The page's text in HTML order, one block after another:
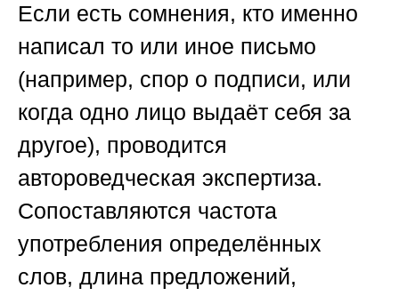
Если есть сомнения, кто именно
написал то или иное письмо
(например, спор о подписи, или
когда одно лицо выдаёт себя за
другое), проводится
автороведческая экспертиза.
Сопоставляются частота
употребления определённых
слов, длина предложений,